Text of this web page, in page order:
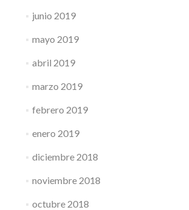
junio 2019
mayo 2019
abril 2019
marzo 2019
febrero 2019
enero 2019
diciembre 2018
noviembre 2018
octubre 2018